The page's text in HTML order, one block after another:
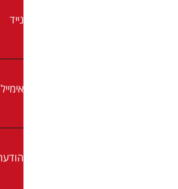
נייד
אימייל